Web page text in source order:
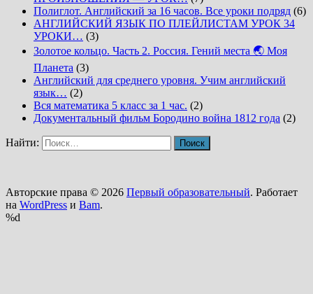
Полиглот. Английский за 16 часов. Все уроки подряд (6)
АНГЛИЙСКИЙ ЯЗЫК ПО ПЛЕЙЛИСТАМ УРОК 34
УРОКИ… (3)
Золотое кольцо. Часть 2. Россия. Гений места 🌏 Моя
Планета (3)
Английский для среднего уровня. Учим английский
язык… (2)
Вся математика 5 класс за 1 час. (2)
Документальный фильм Бородино война 1812 года (2)
Найти:
Авторские права © 2026 Первый образовательный. Работает
на WordPress и Bam.
%d